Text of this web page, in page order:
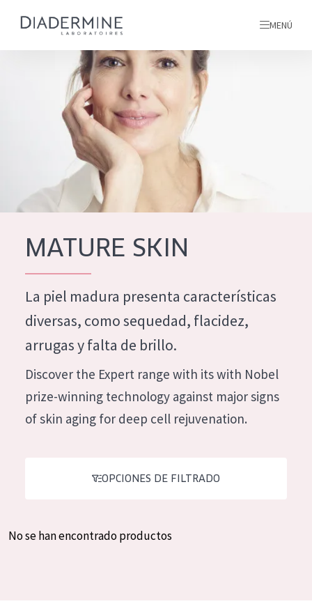
TIPO DE PRODUCTO
Hidratación y luminosidad
Reducción de arrugas
Regeneración
Firmeza
Piel menopáusica
TODOS NUESTROS
PRODUCTOS
todos nuestros productos
MENÚ
INGREDIENTES
MÁS SOBRE NOSOTROS
INSPIRACIÓN
contacto
French
Spanish
Greek
MATURE SKIN
La piel madura presenta características
diversas, como sequedad, flacidez,
arrugas y falta de brillo.
Discover the Expert range with its with Nobel
prize-winning technology against major signs
of skin aging for deep cell rejuvenation.
OPCIONES DE FILTRADO
No se han encontrado productos